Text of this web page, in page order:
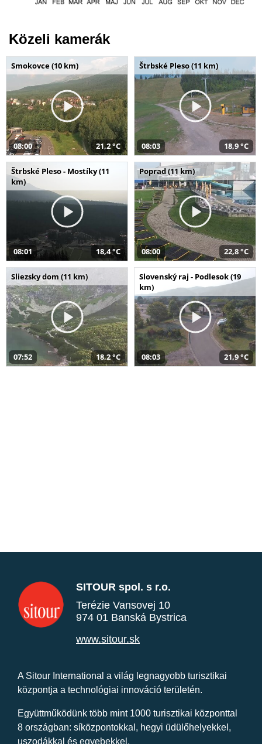
Közeli kamerák
Smokovce (10 km)
08:00 21,2 °C
Štrbské Pleso (11 km)
08:03 18,9 °C
Štrbské Pleso - Mostíky (11
km)
08:01 18,4 °C
Poprad (11 km)
08:00 22,8 °C
Sliezsky dom (11 km)
07:52 18,2 °C
Slovenský raj - Podlesok (19
km)
08:03 21,9 °C
SITOUR spol. s r.o.
Terézie Vansovej 10
974 01 Banská Bystrica
www.sitour.sk
A Sitour International a világ legnagyobb turisztikai
központja a technológiai innováció területén.
Együttműködünk több mint 1000 turisztikai központtal
8 országban: síközpontokkal, hegyi üdülőhelyekkel,
uszodákkal és egyebekkel.